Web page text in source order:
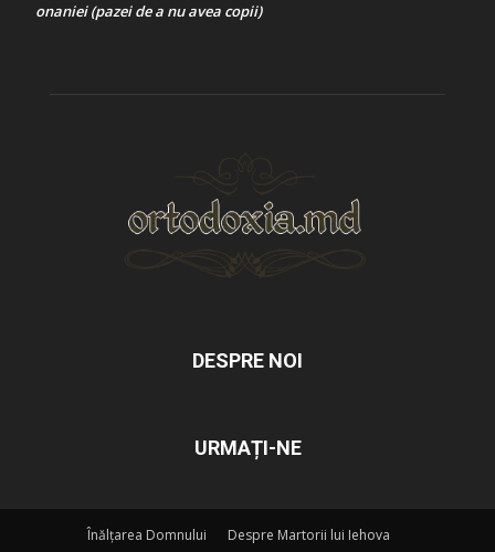
onaniei (pazei de a nu avea copii)
DESPRE NOI
URMAȚI-NE
Înălțarea Domnului
Despre Martorii lui Iehova